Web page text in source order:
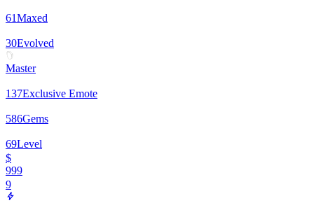
61Maxed
30Evolved
Master
137Exclusive Emote
586Gems
69Level
$
999
9